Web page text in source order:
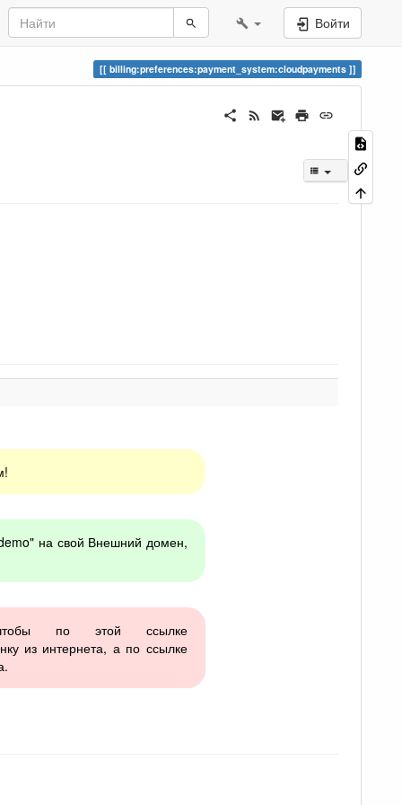
Войти
billing:preferences:payment_system:cloudpayments
на свой Внешний домен,
по этой ссылке
из интернета, а по ссылке